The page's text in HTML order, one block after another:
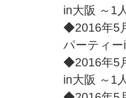
in大阪 ～1
◆2016年5
パーティー
◆2016年5
in大阪 ～1